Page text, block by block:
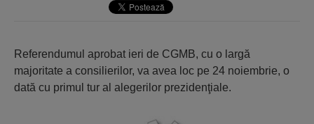
Referendumul aprobat ieri de CGMB, cu o largă
majoritate a con­sili­erilor, va avea loc pe 24 noiembrie, o
dată cu primul tur al alegerilor prezidenţiale.